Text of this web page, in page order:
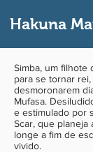
Hakuna
Simba, um filhote
para se tornar
desmoronarem
Mufasa.
e estimulado por
Scar, que planeja
longe a fim de
vivido.